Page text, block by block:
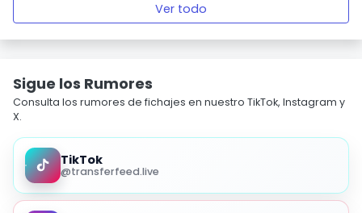
Ver todo
Sigue los Rumores
Consulta los rumores de fichajes en nuestro TikTok, Instagram y
X.
TikTok
@transferfeed.live